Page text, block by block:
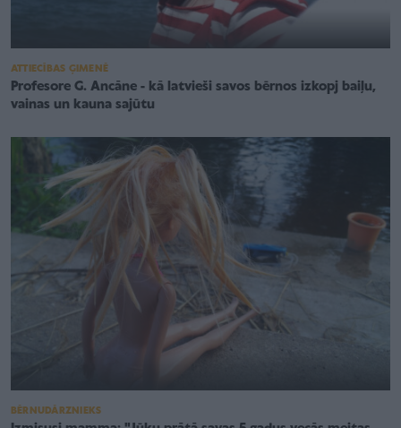
ATTIECĪBAS ĢIMENĒ
Profesore G. Ancāne - kā latvieši savos bērnos izkopj baiļu,
vainas un kauna sajūtu
BĒRNUDĀRZNIEKS